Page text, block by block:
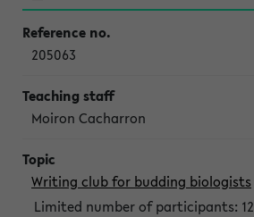
205063
Moiron Cacharron
Writing club for budding biologists
Limited number of participants: 12